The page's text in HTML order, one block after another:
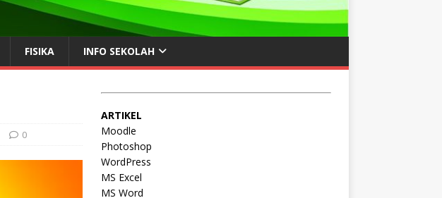
FISIKA INFO SEKOLAH
0
ARTIKEL
Moodle
Photoshop
WordPress
MS Excel
MS Word